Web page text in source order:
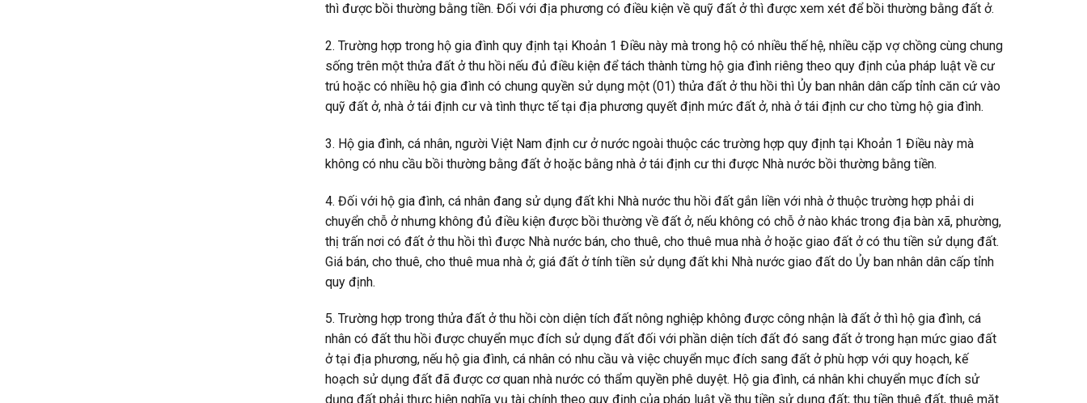
thì được bồi thường bằng tiền. Đối với địa phương có điều kiện về quỹ đất ở thì được xem xét để bồi thường bằng đất ở.
2. Trường hợp trong hộ gia đình quy định tại Khoản 1 Điều này mà trong hộ có nhiều thế hệ, nhiều cặp vợ chồng cùng chung
sống trên một thửa đất ở thu hồi nếu đủ điều kiện để tách thành từng hộ gia đình riêng theo quy định của pháp luật về cư
trú hoặc có nhiều hộ gia đình có chung quyền sử dụng một (01) thửa đất ở thu hồi thì Ủy ban nhân dân cấp tỉnh căn cứ vào
quỹ đất ở, nhà ở tái định cư và tình thực tế tại địa phương quyết định mức đất ở, nhà ở tái định cư cho từng hộ gia đình.
3. Hộ gia đình, cá nhân, người Việt Nam định cư ở nước ngoài thuộc các trường hợp quy định tại Khoản 1 Điều này mà
không có nhu cầu bồi thường bằng đất ở hoặc bằng nhà ở tái định cư thi được Nhà nước bồi thường bằng tiền.
4. Đối với hộ gia đình, cá nhân đang sử dụng đất khi Nhà nước thu hồi đất gắn liền với nhà ở thuộc trường hợp phải di
chuyển chỗ ở nhưng không đủ điều kiện được bồi thường về đất ở, nếu không có chỗ ở nào khác trong địa bàn xã, phường,
thị trấn nơi có đất ở thu hồi thì được Nhà nước bán, cho thuê, cho thuê mua nhà ở hoặc giao đất ở có thu tiền sử dụng đất.
Giá bán, cho thuê, cho thuê mua nhà ở; giá đất ở tính tiền sử dụng đất khi Nhà nước giao đất do Ủy ban nhân dân cấp tỉnh
quy định.
5. Trường hợp trong thửa đất ở thu hồi còn diện tích đất nông nghiệp không được công nhận là đất ở thì hộ gia đình, cá
nhân có đất thu hồi được chuyển mục đích sử dụng đất đối với phần diện tích đất đó sang đất ở trong hạn mức giao đất
ở tại địa phương, nếu hộ gia đình, cá nhân có nhu cầu và việc chuyển mục đích sang đất ở phù hợp với quy hoạch, kế
hoạch sử dụng đất đã được cơ quan nhà nước có thẩm quyền phê duyệt. Hộ gia đình, cá nhân khi chuyển mục đích sử
dụng đất phải thực hiện nghĩa vụ tài chính theo quy định của pháp luật về thu tiền sử dụng đất; thu tiền thuê đất, thuê mặt